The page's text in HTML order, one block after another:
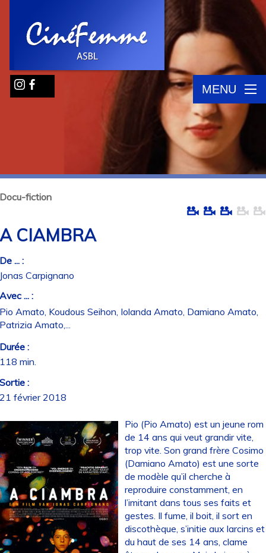
MENU
fiction
CIAMBRA
... :
Carpignano
... :
Amato, Koudous Seihon, Iolanda Amato, Damiano Amato,
Amato,...
:
min.
:
février 2018
Pio (Pio Amato) est un jeune rom
de 14 ans qui veut grandir vite,
trop vite. Son grand frère Cosimo
(Damiano Amato) est une sorte
de modèle qu’il cherche à
reproduire constamment, en
l’imitant dans tous ses faits et
gestes. Il fume, il boit, il sort en
discothèque, s’initie aux larcins et
du haut de ses 14 ans, clame